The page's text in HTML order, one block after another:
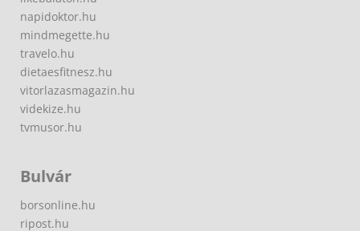
napidoktor.hu
mindmegette.hu
travelo.hu
dietaesfitnesz.hu
vitorlazasmagazin.hu
videkize.hu
tvmusor.hu
Bulvár
borsonline.hu
ripost.hu